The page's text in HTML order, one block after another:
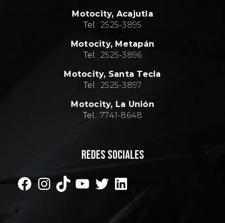
Motocity, Acajutla
Tel.:2525-3895
Motocity, Metapán
Tel.:2525-3896
Motocity, Santa Tecla
Tel.:2525-3897
Motocity, La Unión
Tel.:7741-8648
REDES SOCIALES
Facebook
Instagram
TikTok
YouTube
Twitter